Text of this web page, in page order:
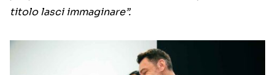
titolo lasci immaginare”.